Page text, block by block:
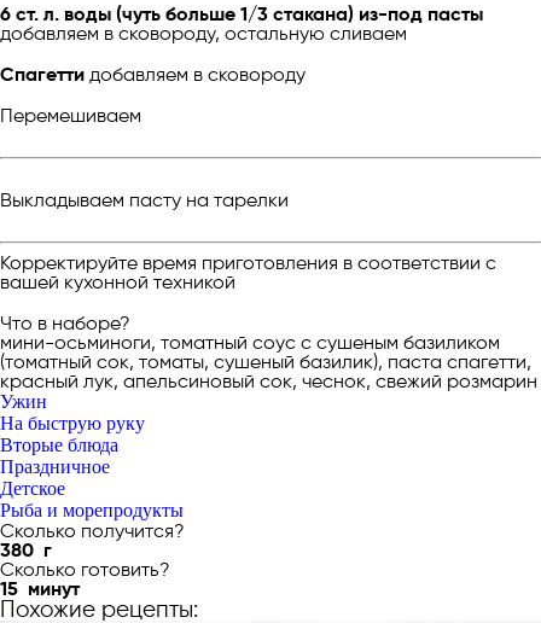
6 ст. л. воды (чуть больше 1/3 стакана) из-под пасты
добавляем в сковороду, остальную сливаем
Спагетти добавляем в сковороду
Перемешиваем
Выкладываем пасту на тарелки
Корректируйте время приготовления в соответствии с
вашей кухонной техникой
Что в наборе?
мини-осьминоги, томатный соус c сушеным базиликом
(томатный сок, томаты, сушеный базилик), паста спагетти,
красный лук, апельсиновый сок, чеснок, свежий розмарин
Ужин
На быструю руку
Вторые блюда
Праздничное
Детское
Рыба и морепродукты
Сколько получится?
380 г
Сколько готовить?
15 минут
Похожие рецепты: